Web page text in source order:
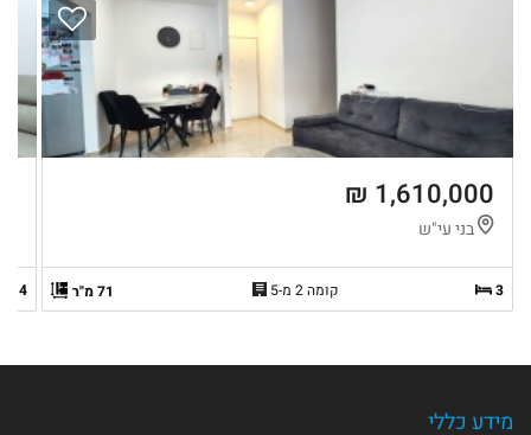
1,610,000 ₪
בני עי"ש
3 קומה 2 מ-5 71 מ"ר 4
מידע כללי